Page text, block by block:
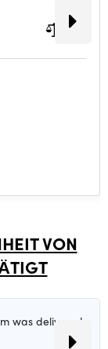
VON
was delivered